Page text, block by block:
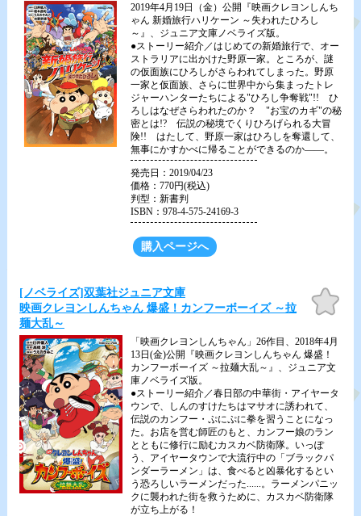
2019年4月19日（金）公開『映画クレヨンしんち
ゃん 新婚旅行ハリケーン ～失われたひろし
～』、ジュニア文庫ノベライズ版。
●ストーリー紹介／はじめての新婚旅行で、オー
ストラリアに出かけた野原一家。ところが、謎
の仮面族にひろしがさらわれてしまった。野原
一家と仮面族、さらに世界中から集まったトレ
ジャーハンターたちによる"ひろし争奪戦"!! ひ
ろしはなぜさらわれたのか？ "お宝のカギ"の秘
密とは!? 伝説の秘境でくりひろげられる大冒
険!! はたして、野原一家はひろしを奪還して、
無事にかすかべに帰ることができるのか――。
発売日：2019/04/23
価格：770円(税込)
判型：新書判
ISBN：978-4-575-24169-3
購入ページへ
[ノベライズ]双葉社ジュニア文庫
映画クレヨンしんちゃん 爆盛！カンフーボーイズ ～拉
麺大乱～
お気
に入
「映画クレヨンしんちゃん」26作目、2018年4月
13日(金)公開『映画クレヨンしんちゃん 爆盛！
カンフーボーイズ ～拉麺大乱～』、ジュニア文
庫ノベライズ版。
●ストーリー紹介／春日部の中華街・アイヤータ
ウンで、しんのすけたちはマサオに誘われて、
伝説のカンフー・ぷにぷに拳を習うことになっ
た。お店を営む師匠のもと、カンフー娘のラン
とともに修行に励むカスカベ防衛隊。いっぽ
う、アイヤータウンで大流行中の「ブラックパ
ンダーラーメン」は、食べると凶暴化するとい
う恐ろしいラーメンだった......。ラーメンパニッ
クに襲われた街を救うために、カスカベ防衛隊
が立ち上がる！